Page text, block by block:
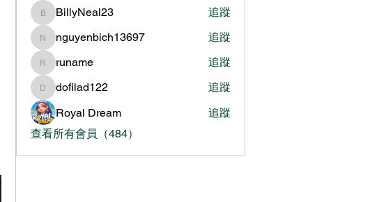
BillyNeal23
BillyNeal23 追蹤
nguyenbich13697
nguyenbich13697 追蹤
runame
runame 追蹤
dofilad122
dofilad122
追蹤
Royal Dream
追蹤
查看所有會員（484）